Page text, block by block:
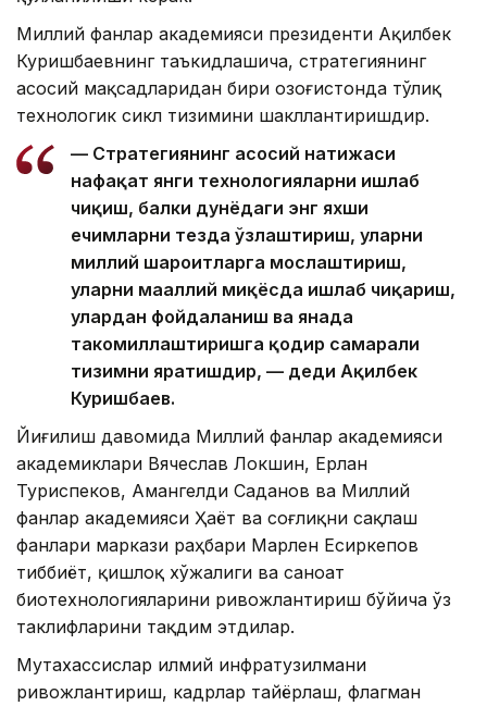
Миллий фанлар академияси президенти Ақилбек
Куришбаевнинг таъкидлашича, стратегиянинг
асосий мақсадларидан бири Қозоғистонда тўлиқ
технологик сикл тизимини шакллантиришдир.
— Стратегиянинг асосий натижаси
нафақат янги технологияларни ишлаб
чиқиш, балки дунёдаги энг яхши
ечимларни тезда ўзлаштириш, уларни
миллий шароитларга мослаштириш,
уларни маҳаллий миқёсда ишлаб чиқариш,
улардан фойдаланиш ва янада
такомиллаштиришга қодир самарали
тизимни яратишдир, — деди Ақилбек
Куришбаев.
Йиғилиш давомида Миллий фанлар академияси
академиклари Вячеслав Локшин, Ерлан
Туриспеков, Амангелди Саданов ва Миллий
фанлар академияси Ҳаёт ва соғлиқни сақлаш
фанлари маркази раҳбари Марлен Есиркепов
тиббиёт, қишлоқ хўжалиги ва саноат
биотехнологияларини ривожлантириш бўйича ўз
таклифларини тақдим этдилар.
Мутахассислар илмий инфратузилмани
ривожлантириш, кадрлар тайёрлаш, флагман